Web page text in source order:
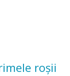
roșii